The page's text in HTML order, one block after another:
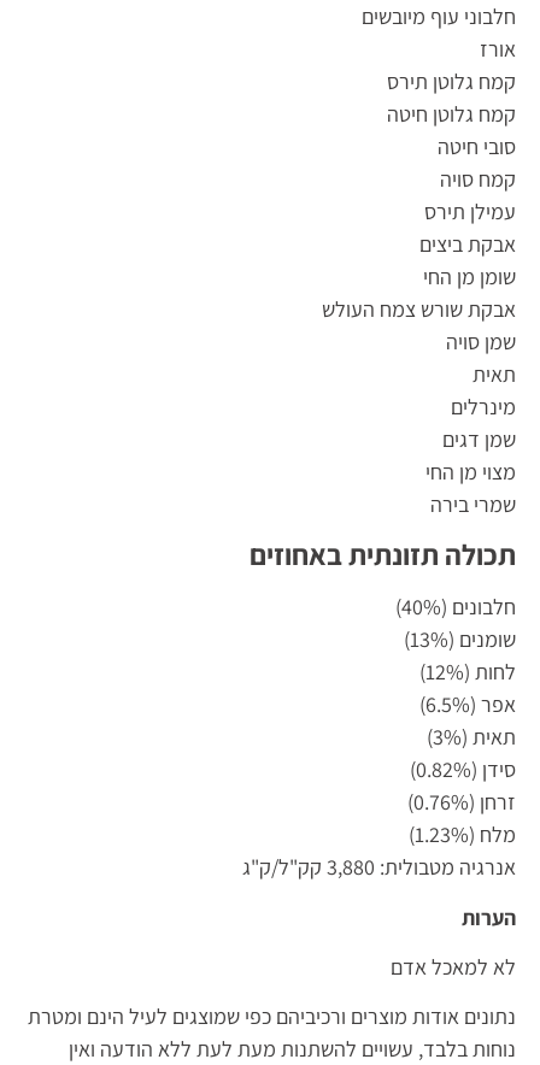
חלבוני עוף מיובשים
אורז
קמח גלוטן תירס
קמח גלוטן חיטה
סובי חיטה
קמח סויה
עמילן תירס
אבקת ביצים
שומן מן החי
אבקת שורש צמח העולש
שמן סויה
תאית
מינרלים
שמן דגים
מצוי מן החי
שמרי בירה
תכולה תזונתית באחוזים
חלבונים (40%)
שומנים (13%)
לחות (12%)
אפר (6.5%)
תאית (3%)
סידן (0.82%)
זרחן (0.76%)
מלח (1.23%)
אנרגיה מטבולית: 3,880 קק"ל/ק"ג
הערות
לא למאכל אדם
נתונים אודות מוצרים ורכיביהם כפי שמוצגים לעיל הינם ומטרת
נוחות בלבד, עשויים להשתנות מעת לעת ללא הודעה ואין